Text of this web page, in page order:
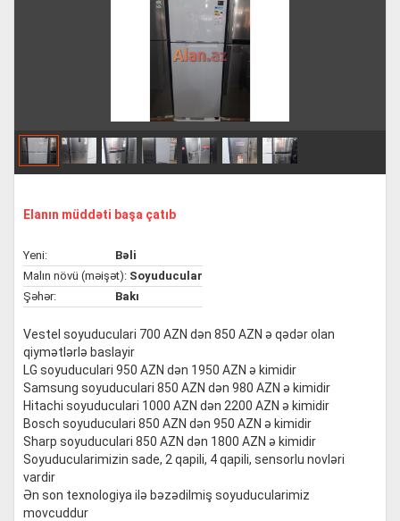
Elanın müddəti başa çatıb
Yeni:
Bəli
Malın növü (məişət): Soyuducular
Şəhər:
Bakı
Vestel soyuduculari 700 AZN dən 850 AZN ə qədər olan
qiymətlərlə baslayir
LG soyuduculari 950 AZN dən 1950 AZN ə kimidir
Samsung soyuduculari 850 AZN dən 980 AZN ə kimidir
Hitachi soyuduculari 1000 AZN dən 2200 AZN ə kimidir
Bosch soyuduculari 850 AZN dən 950 AZN ə kimidir
Sharp soyuduculari 850 AZN dən 1800 AZN ə kimidir
Soyuducularimizin sade, 2 qapili, 4 qapili, sensorlu novləri
vardir
Ən son texnologiya ilə bəzədilmiş soyuducularimiz
movcuddur